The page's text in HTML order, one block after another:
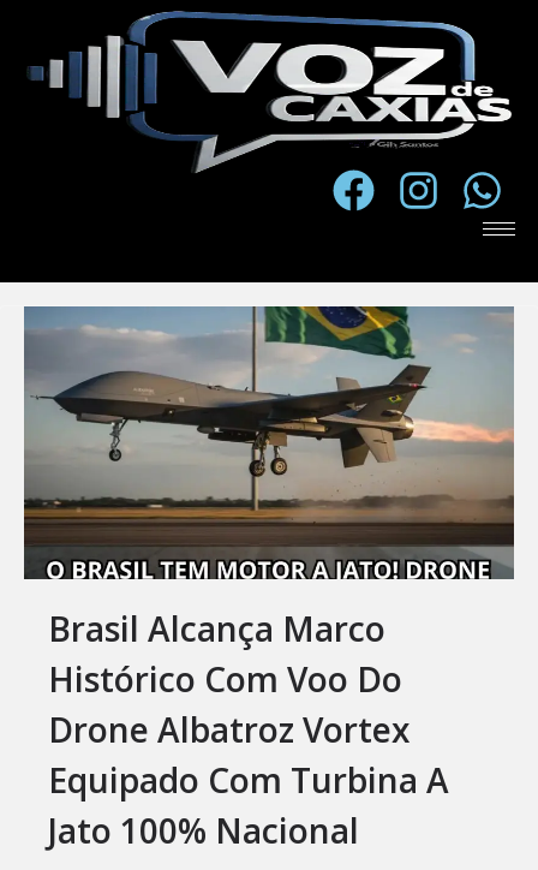
Brasil Alcança Marco
Histórico Com Voo Do
Drone Albatroz Vortex
Equipado Com Turbina A
Jato 100% Nacional